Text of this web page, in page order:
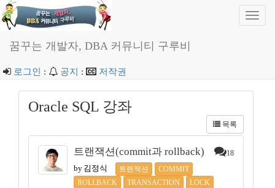
꿈꾸는 개발자, DBA 커뮤니티 구루비
로그인 : 공지 : 저작권
Oracle SQL 강좌
목록
트랜잭션(commit과 rollback) 18
by 김정식 트랜잭션
COMMIT
ROLLBACK
TRANSACTION LOCK